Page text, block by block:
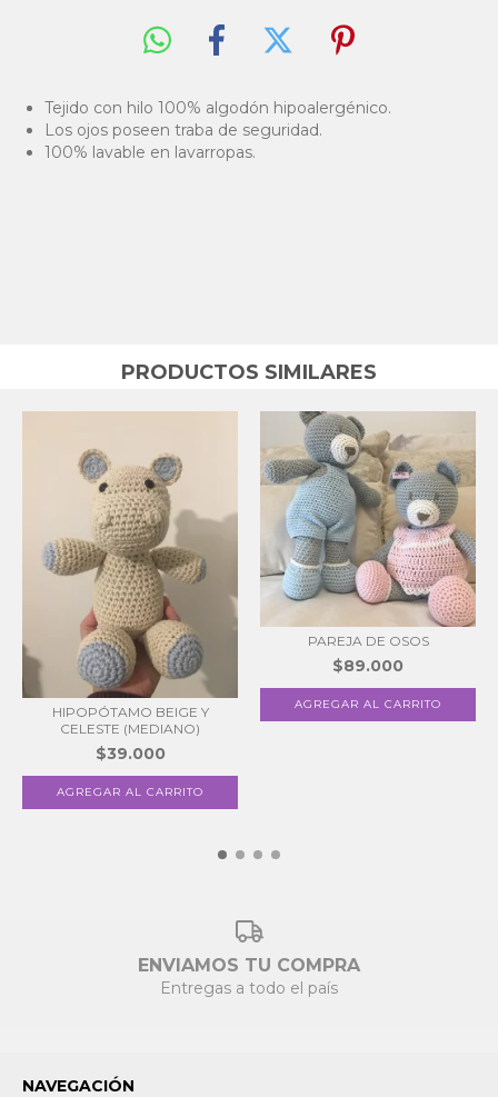
Tejido con hilo 100% algodón hipoalergénico.
Los ojos poseen traba de seguridad.
100% lavable en lavarropas.
PRODUCTOS SIMILARES
HIPOPÓTAMO BEIGE Y
CELESTE (MEDIANO)
$39.000
PAREJA DE OSOS
$89.000
ENVIAMOS TU COMPRA
Entregas a todo el país
NAVEGACIÓN